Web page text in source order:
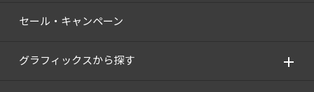
セール・キャンペーン
グラフィックスから探す